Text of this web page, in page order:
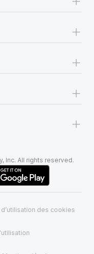
+
+
+
+
Inc. All rights reserved.
des cookies